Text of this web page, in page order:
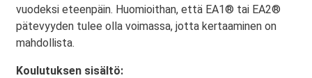
vuodeksi eteenpäin. Huomioithan, että EA1® tai EA2®
pätevyyden tulee olla voimassa, jotta kertaaminen on
mahdollista.
Koulutuksen sisältö: